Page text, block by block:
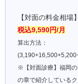
【対面の料金相場】
税込9,590円/月
算出方法：
※【対面診療】福岡の
の章で紹介している